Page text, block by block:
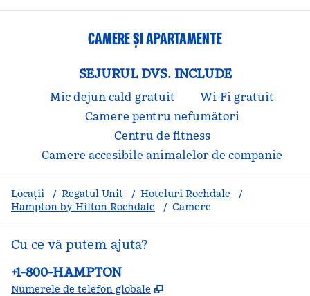
CAMERE ȘI APARTAMENTE
SEJURUL DVS. INCLUDE
Mic dejun cald gratuit
Wi-Fi gratuit
Camere pentru nefumători
Centru de fitness
Camere accesibile animalelor de companie
Locații / Regatul Unit / Hoteluri Rochdale
/
Hampton by Hilton Rochdale
/ Camere
Cu ce vă putem ajuta?
Telefon:
+1-800-HAMPTON
Numerele de telefon globale ,